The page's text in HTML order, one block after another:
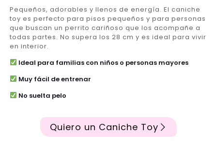
Pequeños, adorables y llenos de energía. El caniche
toy es perfecto para pisos pequeños y para personas
que buscan un perrito cariñoso que los acompañe a
todas partes. No supera los 28 cm y es ideal para vivir
en interior.
Ideal para familias con niños o personas mayores
Muy fácil de entrenar
No suelta pelo
Quiero un Caniche Toy